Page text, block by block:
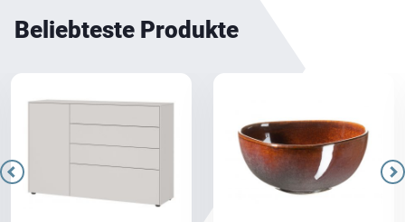
Beliebteste Produkte